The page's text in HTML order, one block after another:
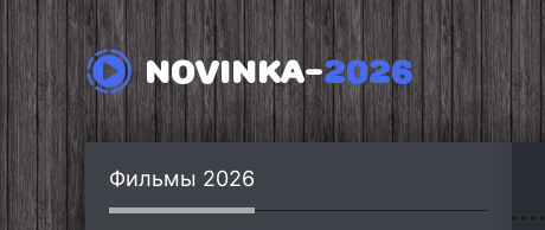
NOVINKA-2026
Фильмы 2026